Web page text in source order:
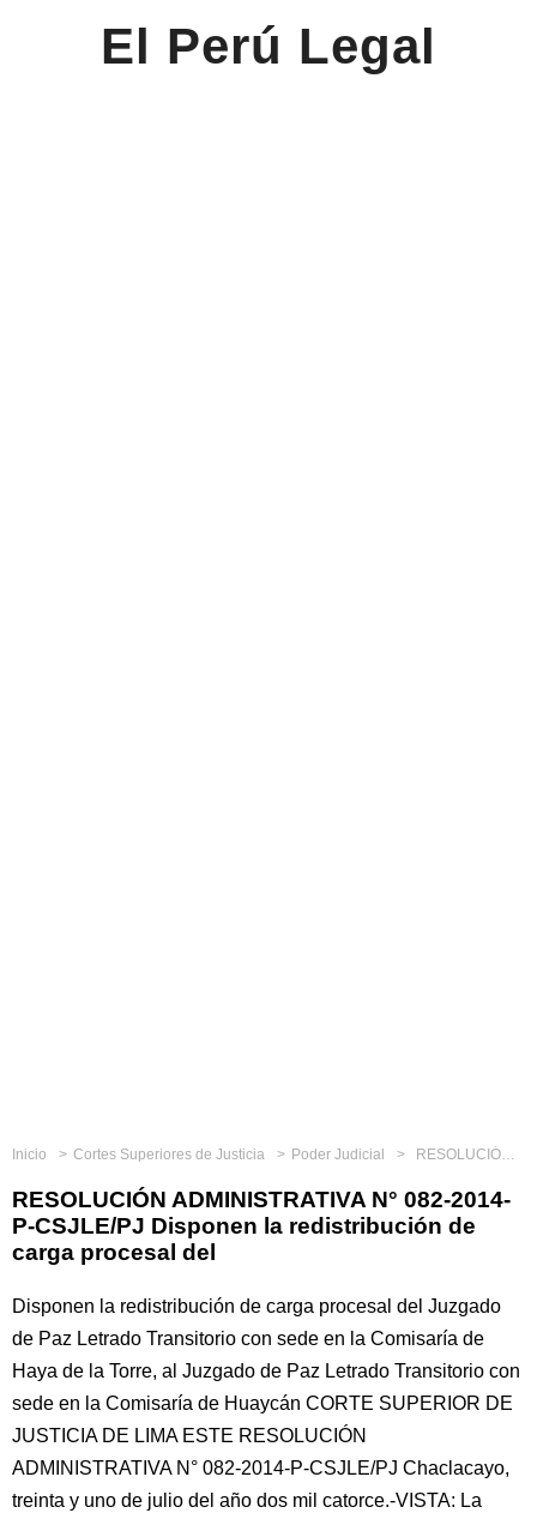
El Perú Legal
Inicio Cortes Superiores de Justicia Poder Judicial RESOLUCIÓN ADMINISTRATIVA N° 082-2014-P-CSJLE/PJ Disponen la redistribución de carga procesal del
RESOLUCIÓN ADMINISTRATIVA N° 082-2014-
P-CSJLE/PJ Disponen la redistribución de
carga procesal del
Disponen la redistribución de carga procesal del Juzgado
de Paz Letrado Transitorio con sede en la Comisaría de
Haya de la Torre, al Juzgado de Paz Letrado Transitorio con
sede en la Comisaría de Huaycán CORTE SUPERIOR DE
JUSTICIA DE LIMA ESTE RESOLUCIÓN
ADMINISTRATIVA N° 082-2014-P-CSJLE/PJ Chaclacayo,
treinta y uno de julio del año dos mil catorce.-VISTA: La